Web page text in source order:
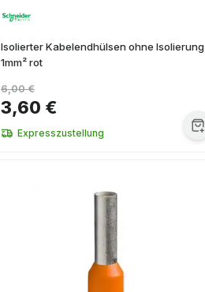
Isolierter Kabelendhülsen ohne Isolierung
1mm² rot
3,60 €
6,00 €
Expresszustellung